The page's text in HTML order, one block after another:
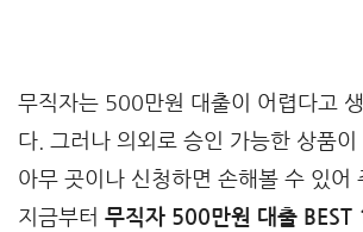
무직자는 500만원 대출이 어렵다고
다. 그러나 의외로 승인 가능한 상품
아무 곳이나 신청하면 손해볼 수 있어
지금부터 무직자 500만원 대출 BEST